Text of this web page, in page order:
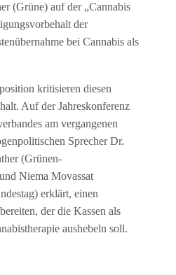
(Grüne) auf der „Cannabis
der
bei Cannabis als
kritisieren diesen
Auf der Jahreskonferenz
am vergangenen
Sprecher Dr.
(Grünen-
Niema Movassat
erklärt, einen
der die Kassen als
aushebeln soll.